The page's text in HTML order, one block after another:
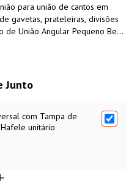
para união de cantos em
gavetas, prateleiras, divisões
União Angular Pequeno Bege
de alta resistência, possui
Junto
com Tampa de
unitário